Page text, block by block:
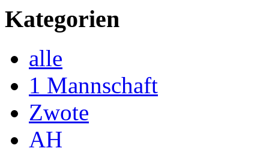
Kategorien
alle
1 Mannschaft
Zwote
AH